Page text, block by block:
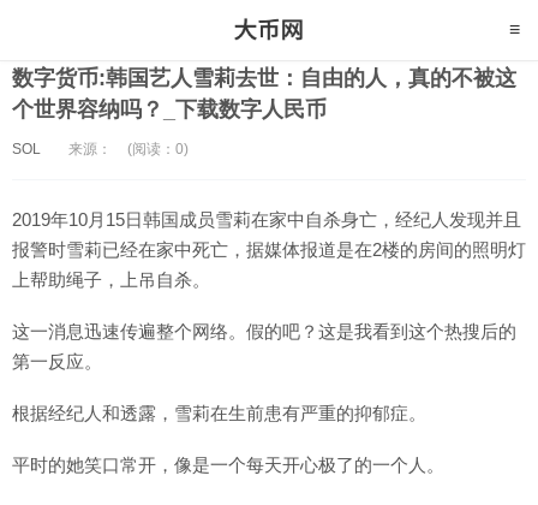
数字货币:韩国艺人雪莉去世：自由的人，真的不被这
个世界容纳吗？_下载数字人民币
SOL 来源： (阅读：0)
2019年10月15日韩国成员雪莉在家中自杀身亡，经纪人发现并且
报警时雪莉已经在家中死亡，据媒体报道是在2楼的房间的照明灯
上帮助绳子，上吊自杀。
这一消息迅速传遍整个网络。假的吧？这是我看到这个热搜后的
第一反应。
根据经纪人和透露，雪莉在生前患有严重的抑郁症。
平时的她笑口常开，像是一个每天开心极了的一个人。